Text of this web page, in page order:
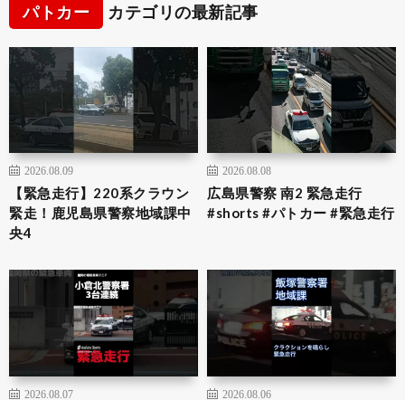
パトカー カテゴリの最新記事
2026.08.09
【緊急走行】220系クラウン
緊走！鹿児島県警察地域課中
央4
2026.08.08
広島県警察 南2 緊急走行
#shorts #パトカー #緊急走行
2026.08.07 2026.08.06